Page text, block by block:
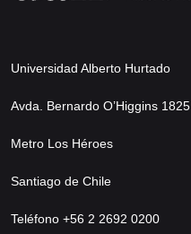
Universidad Alberto Hurtado
Avda. Bernardo O’Higgins 1825
Metro Los Héroes
Santiago de Chile
Teléfono +56 2 2692 0200